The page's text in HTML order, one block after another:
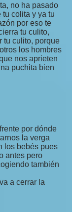
no ha pasado
colita y ya tu
por eso te
tu culito,
tu culito, porque
los hombres
nos aprieten
puchita bien
por dónde
la verga
los bebés pues
antes pero
también
a cerrar la